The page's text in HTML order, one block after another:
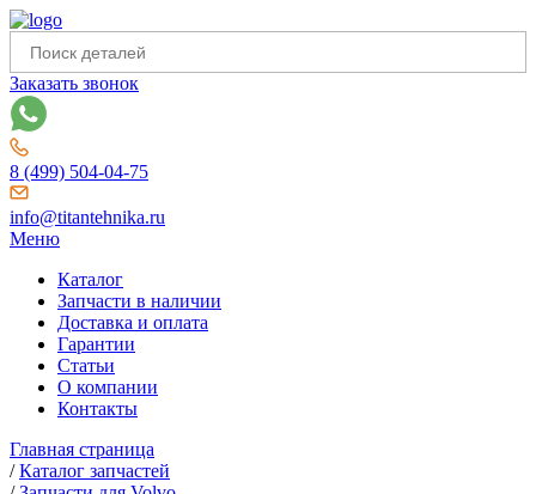
Заказать звонок
8 (499) 504-04-75
info@titantehnika.ru
Меню
Каталог
Запчасти в наличии
Доставка и оплата
Гарантии
Статьи
О компании
Контакты
Главная страница
/Каталог запчастей